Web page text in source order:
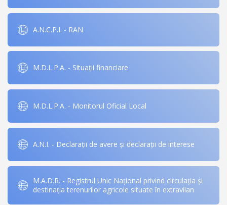
A.N.C.P.I. - RAN
M.D.L.P.A. - Situații financiare
M.D.L.P.A. - Monitorul Oficial Local
A.N.I. - Declarații de avere și declarații de interese
M.A.D.R. - Registrul Unic Național privind circulația și
destinația terenurilor agricole situate în extravilan